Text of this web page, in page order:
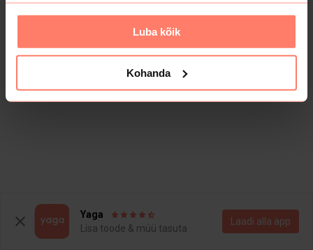
Luba kõik
Kohanda
Yaga
Lisa toode & müü tasuta
Laadi alla äpp